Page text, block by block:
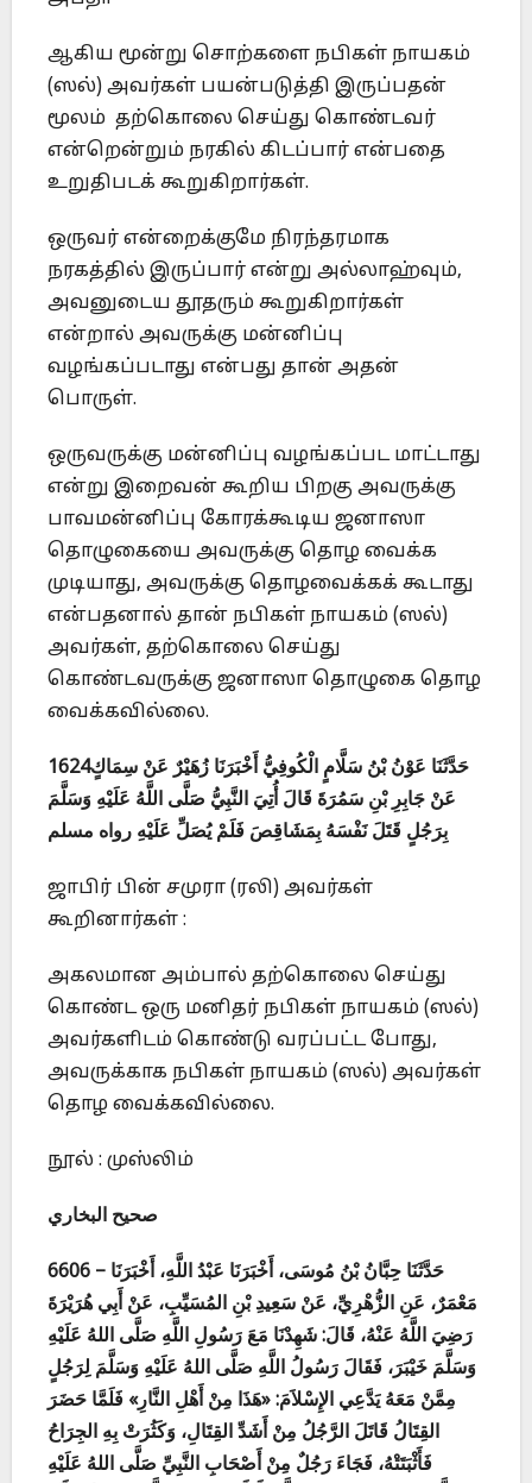
ஆகிய மூன்று சொற்களை நபிகள் நாயகம்
(ஸல்) அவர்கள் பயன்படுத்தி இருப்பதன்
மூலம் தற்கொலை செய்து கொண்டவர்
என்றென்றும் நரகில் கிடப்பார் என்பதை
உறுதிபடக் கூறுகிறார்கள்.
ஒருவர் என்றைக்குமே நிரந்தரமாக
நரகத்தில் இருப்பார் என்று அல்லாஹ்வும்,
அவனுடைய தூதரும் கூறுகிறார்கள்
என்றால் அவருக்கு மன்னிப்பு
வழங்கப்படாது என்பது தான் அதன்
பொருள்.
ஒருவருக்கு மன்னிப்பு வழங்கப்பட மாட்டாது
என்று இறைவன் கூறிய பிறகு அவருக்கு
பாவமன்னிப்பு கோரக்கூடிய ஜனாஸா
தொழுகையை அவருக்கு தொழ வைக்க
முடியாது, அவருக்கு தொழவைக்கக் கூடாது
என்பதனால் தான் நபிகள் நாயகம் (ஸல்)
அவர்கள், தற்கொலை செய்து
கொண்டவருக்கு ஜனாஸா தொழுகை தொழ
வைக்கவில்லை.
1624حَدَّثَنَا عَوْنُ بْنُ سَلَّامٍ الْكُوفِيُّ أَخْبَرَنَا زُهَيْرٌ عَنْ سِمَاكٍ
عَنْ جَابِرِ بْنِ سَمُرَةَ قَالَ أُتِيَ النَّبِيُّ صَلَّى اللَّهُ عَلَيْهِ وَسَلَّمَ
بِرَجُلٍ قَتَلَ نَفْسَهُ بِمَشَاقِصَ فَلَمْ يُصَلِّ عَلَيْهِ رواه مسلم
ஜாபிர் பின் சமுரா (ரலி) அவர்கள்
கூறினார்கள் :
அகலமான அம்பால் தற்கொலை செய்து
கொண்ட ஒரு மனிதர் நபிகள் நாயகம் (ஸல்)
அவர்களிடம் கொண்டு வரப்பட்ட போது,
அவருக்காக நபிகள் நாயகம் (ஸல்) அவர்கள்
தொழ வைக்கவில்லை.
நூல் : முஸ்லிம்
صحيح البخاري
6606 – حَدَّثَنَا حِبَّانُ بْنُ مُوسَى، أَخْبَرَنَا عَبْدُ اللَّهِ، أَخْبَرَنَا
مَعْمَرٌ، عَنِ الزُّهْرِيِّ، عَنْ سَعِيدِ بْنِ المُسَيِّبِ، عَنْ أَبِي هُرَيْرَةَ
رَضِيَ اللَّهُ عَنْهُ، قَالَ: شَهِدْنَا مَعَ رَسُولِ اللَّهِ صَلَّى اللهُ عَلَيْهِ
وَسَلَّمَ خَيْبَرَ، فَقَالَ رَسُولُ اللَّهِ صَلَّى اللهُ عَلَيْهِ وَسَلَّمَ لِرَجُلٍ
مِمَّنْ مَعَهُ يَدَّعِي الإِسْلاَمَ: «هَذَا مِنْ أَهْلِ النَّارِ» فَلَمَّا حَضَرَ
القِتَالُ قَاتَلَ الرَّجُلُ مِنْ أَشَدِّ القِتَالِ، وَكَثُرَتْ بِهِ الجِرَاحُ
فَأَثْبَتَتْهُ، فَجَاءَ رَجُلٌ مِنْ أَصْحَابِ النَّبِيِّ صَلَّى اللهُ عَلَيْهِ